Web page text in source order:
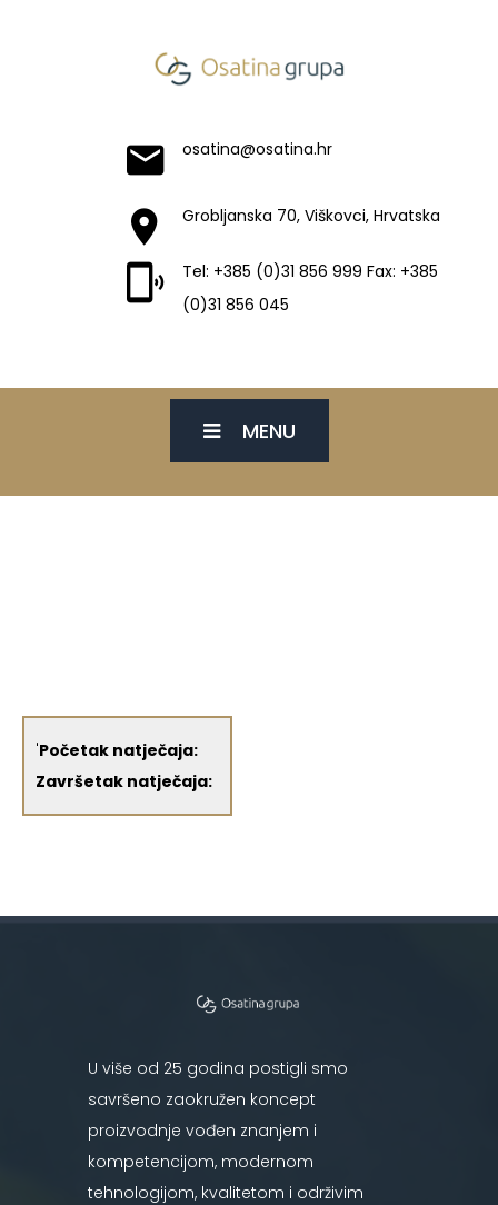
osatina@osatina.hr
Grobljanska 70, Viškovci, Hrvatska
Tel: +385 (0)31 856 999 Fax: +385
(0)31 856 045
MENU
'Početak natječaja:
Završetak natječaja:
U više od 25 godina postigli smo
savršeno zaokružen koncept
proizvodnje vođen znanjem i
kompetencijom, modernom
tehnologijom, kvalitetom i održivim